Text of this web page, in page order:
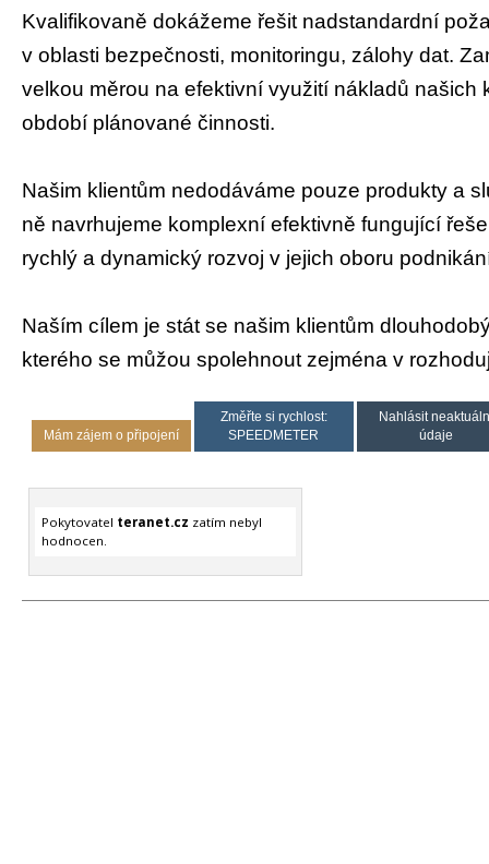
Kvalifikovaně dokážeme řešit nadstandardní
v oblasti bezpečnosti, monitoringu, zálohy dat.
velkou měrou na efektivní využití nákladů našich
období plánované činnosti.
Našim klientům nedodáváme pouze produkty a
ně navrhujeme komplexní efektivně fungující
rychlý a dynamický rozvoj v jejich oboru
Naším cílem je stát se našim klientům
kterého se můžou spolehnout zejména v
Mám zájem o připojení
Změřte si rychlost:
SPEEDMETER
Nahlásit
údaje
Pokytovatel teranet.cz zatím nebyl
hodnocen.